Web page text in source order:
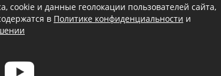
cookie и данные геолокации пользователей сайта,
в Политике конфиденциальности и